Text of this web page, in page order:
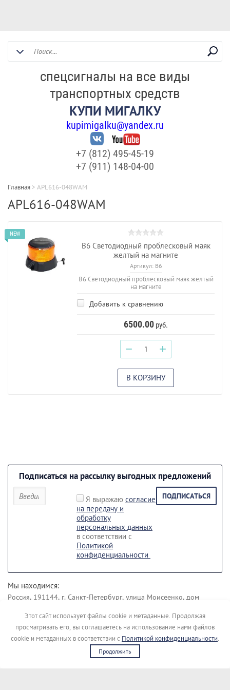
спецсигналы на все виды
транспортных средств
КУПИ МИГАЛКУ
kupimigalku@yandex.ru
+7 (812) 495-45-19
+7 (911) 148-04-00
Главная > APL616-048WAM
APL616-048WAM
B6 Светодиодный проблесковый маяк
желтый на магните
Артикул:B6
B6 Светодиодный проблесковый маяк желтый
на магните
Добавить к сравнению
6500.00 руб.
− +
В КОРЗИНУ
Подписаться на рассылку выгодных предложений
Я выражаю согласие
на передачу и
обработку
персональных данных
в соответствии с
Политикой
конфиденциальности
ПОДПИСАТЬСЯ
Мы находимся:
Россия, 191144, г. Санкт-Петербург, улица Моисеенко, дом
+7 (812) 495-45-19 +7 (911) 148-04-00
Copyright © [kupimigalku]
Этот сайт использует файлы cookie и метаданные. Продолжая
просматривать его, вы соглашаетесь на использование нами файлов
cookie и метаданных в соответствии с Политикой конфиденциальности.
Продолжить